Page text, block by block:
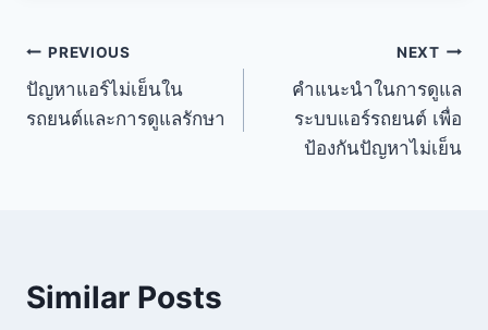
PREVIOUS
ปัญหาแอร์ไม่เย็นใน
รถยนต์และการดูแลรักษา
NEXT
คำแนะนำในการดูแล
ระบบแอร์รถยนต์ เพื่อ
ป้องกันปัญหาไม่เย็น
Similar Posts